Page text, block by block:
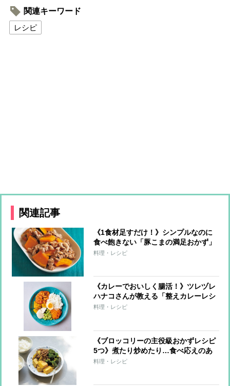
関連キーワード
レシピ
関連記事
《1食材足すだけ！》シンプルなのに
食べ飽きない「豚こまの満足おかず」
5アレンジ
料理・レシピ
《カレーでおいしく腸活！》ツレヅレ
ハナコさんが教える「整えカレーレシ
ピ」手軽な“仕込みおき”で栄養価アッ
料理・レシピ
《ブロッコリーの主役級おかずレシピ
5つ》煮たり炒めたり…食べ応えのあ
るひと皿に！
料理・レシピ